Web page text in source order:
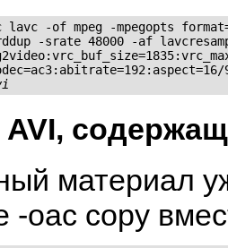
lavc -of mpeg -mpegopts
-srate 48000 -af
AVI,
материал
-oac copy